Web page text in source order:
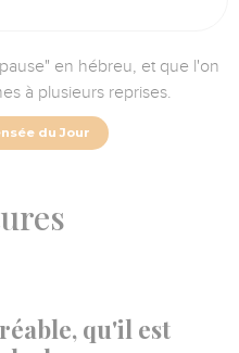
en hébreu, et que l'on
à plusieurs reprises.
du Jour
qu'il est